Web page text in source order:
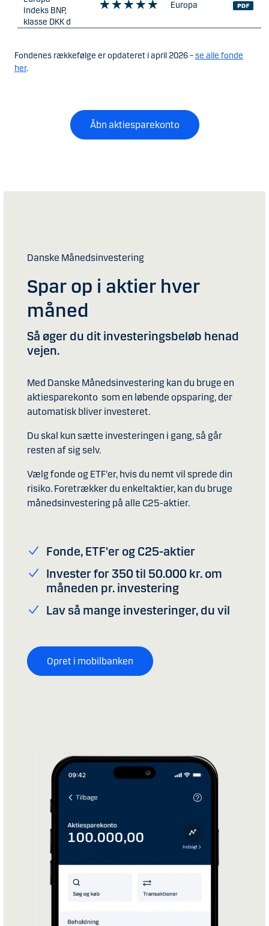
Fondenes rækkefølge er opdateret i april 2026 –se alle fonde
her.
Åbn aktiesparekonto
Danske Månedsinvestering
Spar op i aktier hver
måned
Så øger du dit investeringsbeløb henad
vejen.
Med Danske Månedsinvestering kan du bruge en
aktiesparekonto som en løbende opsparing, der
automatisk bliver investeret.
Du skal kun sætte investeringen i gang, så går
resten af sig selv.
Vælg fonde og ETF'er, hvis du nemt vil sprede din
risiko. Foretrækker du enkeltaktier, kan du bruge
månedsinvestering på alle C25-aktier.
Fonde, ETF'er og C25-aktier
Invester for 350 til 50.000 kr. om
måneden pr. investering
Lav så mange investeringer, du vil
Opret i mobilbanken